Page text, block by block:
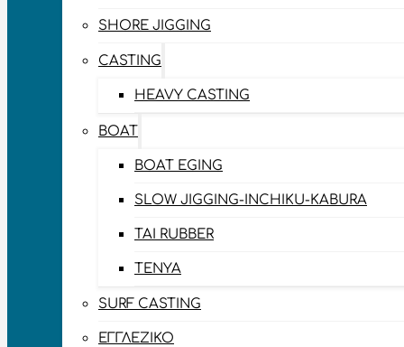
SHORE JIGGING
CASTING
HEAVY CASTING
BOAT
BOAT EGING
SLOW JIGGING-INCHIKU-KABURA
TAI RUBBER
TENYA
SURF CASTING
ΕΓΓΛΈΖΙΚΟ